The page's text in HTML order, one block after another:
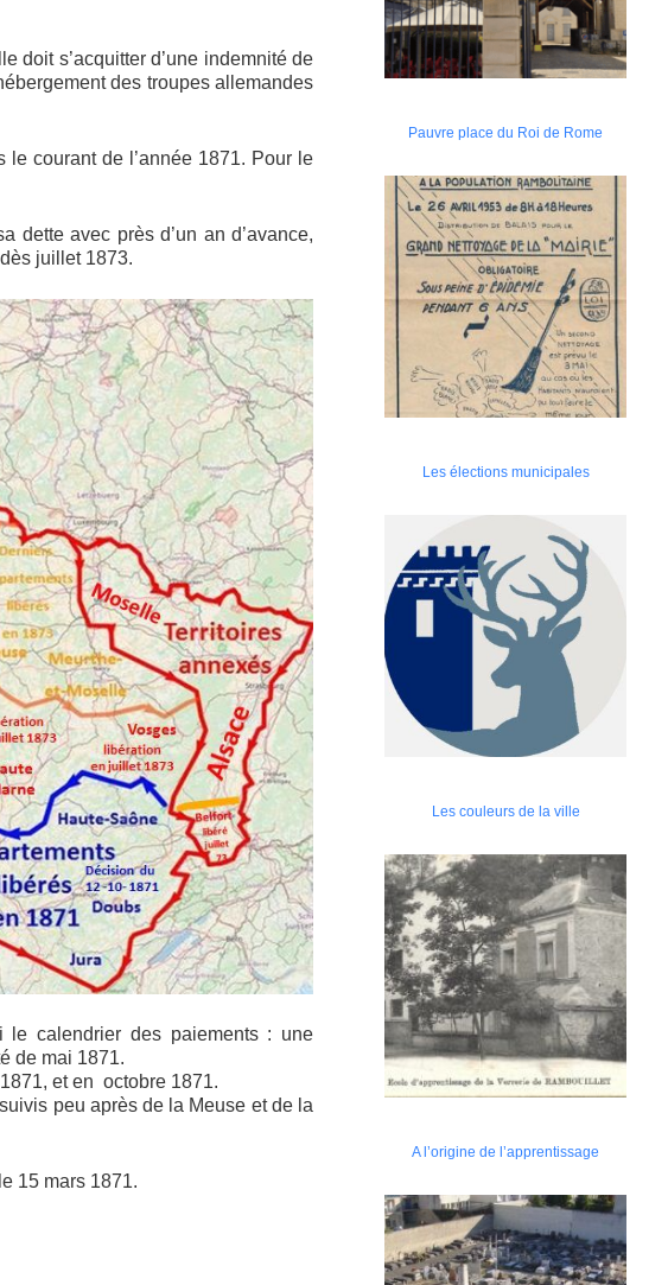
doit s’acquitter d’une indemnité de
des troupes allemandes
le courant de l’année 1871. Pour le
dette avec près d’un an d’avance,
juillet 1873.
le calendrier des paiements : une
de mai 1871.
et en octobre 1871.
peu après de la Meuse et de la
15 mars 1871.
Pauvre place du Roi de Rome
Les élections municipales
Les couleurs de la ville
A l’origine de l’apprentissage